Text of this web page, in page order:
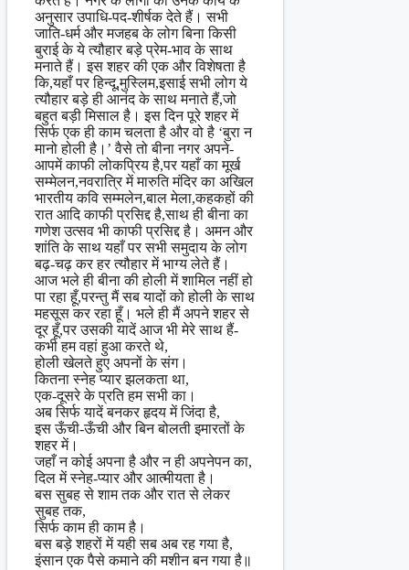
अनुसार उपाधि-पद-शीर्षक देते हैं। सभी
जाति-धर्म और मजहब के लोग बिना किसी
बुराई के ये त्यौहार बड़े प्रेम-भाव के साथ
मनाते हैं। इस शहर की एक और विशेषता है
कि,यहाँ पर हिन्दू,मुस्लिम,इसाई सभी लोग ये
त्यौहार बड़े ही आनंद के साथ मनाते हैं,जो
बहुत बड़ी मिसाल है। इस दिन पूरे शहर में
सिर्फ एक ही काम चलता है और वो है ‘बुरा न
मानो होली है।’ वैसे तो बीना नगर अपने-
आपमें काफी लोकप्रिय है,पर यहाँ का मूर्ख
सम्मेलन,नवरात्रि में मारुति मंदिर का अखिल
भारतीय कवि सम्मलेन,बाल मेला,कहकहों की
रात आदि काफी प्रसिद्द है,साथ ही बीना का
गणेश उत्सव भी काफी प्रसिद्द है। अमन और
शांति के साथ यहाँ पर सभी समुदाय के लोग
बढ़-चढ़ कर हर त्यौहार में भाग्य लेते हैं।
आज भले ही बीना की होली में शामिल नहीं हो
पा रहा हूँ,परन्तु मैं सब यादों को होली के साथ
महसूस कर रहा हूँ। भले ही मैं अपने शहर से
दूर हूँ,पर उसकी यादें आज भी मेरे साथ हैं-
कभी हम वहां हुआ करते थे,
होली खेलते हुए अपनों के संग।
कितना स्नेह प्यार झलकता था,
एक-दूसरे के प्रति हम सभी का।
अब सिर्फ यादें बनकर हृदय में जिंदा है,
इस ऊँची-ऊँची और बिन बोलती इमारतों के
शहर में।
जहाँ न कोई अपना है और न ही अपनेपन का,
दिल में स्नेह-प्यार और आत्मीयता है।
बस सुबह से शाम तक और रात से लेकर
सुबह तक,
सिर्फ काम ही काम है।
बस बड़े शहरों में यही सब अब रह गया है,
इंसान एक पैसे कमाने की मशीन बन गया है॥